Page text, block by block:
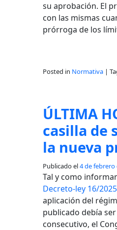
su aprobación. El
con las mismas
prórroga de los
Posted in Normativa |
ÚLTIMA
casilla de
la nueva
Publicado el4 de febrero
Tal y como
Decreto-ley 16/2025
aplicación del
publicado debía
consecutivo, el